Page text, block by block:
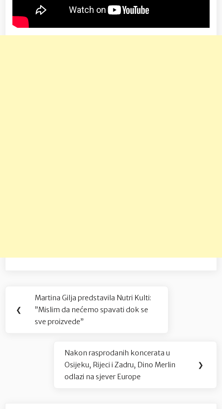
Navigacija
objava
❮
Previous
Post:
Martina Gilja predstavila Nutri Kulti:
”Mislim da nećemo spavati dok se
sve proizvede”
Next
Post:
Nakon rasprodanih koncerata u
Osijeku, Rijeci i Zadru, Dino Merlin
odlazi na sjever Europe
❯